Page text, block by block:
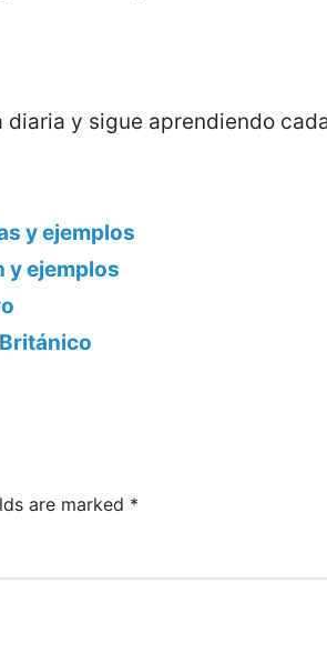
y sigue aprendiendo
y ejemplos
y ejemplos
are marked *